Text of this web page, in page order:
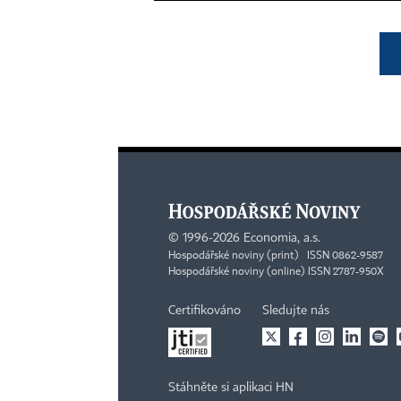
© 1996-2026 Economia, a.s.
Hospodářské noviny (print) ISSN 0862-9587
Hospodářské noviny (online) ISSN 2787-950X
Certifikováno Sledujte nás
Stáhněte si aplikaci HN